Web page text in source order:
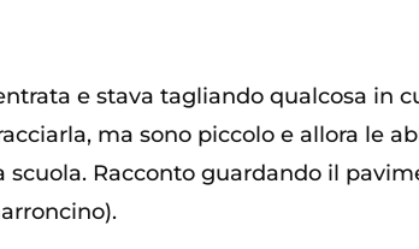
e stava tagliando qualcosa in
ma sono piccolo e allora le
scuola. Racconto guardando il